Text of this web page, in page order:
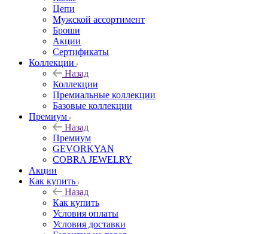
Цепи
Мужской ассортимент
Броши
Акции
Сертификаты
Коллекции
Назад
Коллекции
Премиальные коллекции
Базовые коллекции
Премиум
Назад
Премиум
GEVORKYAN
COBRA JEWELRY
Акции
Как купить
Назад
Как купить
Условия оплаты
Условия доставки